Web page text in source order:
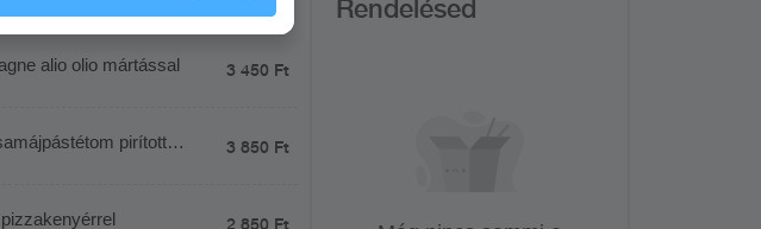
alio olio mártással 3 450 Ft
pirított
3 850 Ft
2 850 Ft
Rendelésed